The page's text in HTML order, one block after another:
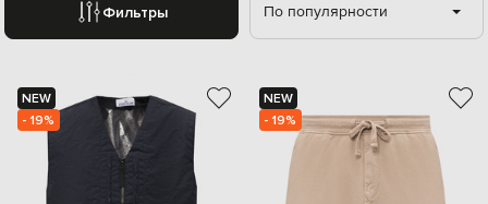
Фильтры По популярности
NEW
- 19%
NEW
- 19%